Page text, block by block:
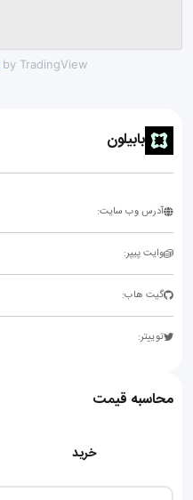
by TradingView
بابیلون
آدرس وب سایت:
وایت پیپر:
گیت هاب:
توییتر:
محاسبه قیمت
خرید